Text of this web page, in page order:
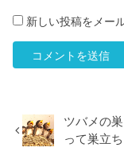
新しい投稿をメー
ツバメの
って巣立